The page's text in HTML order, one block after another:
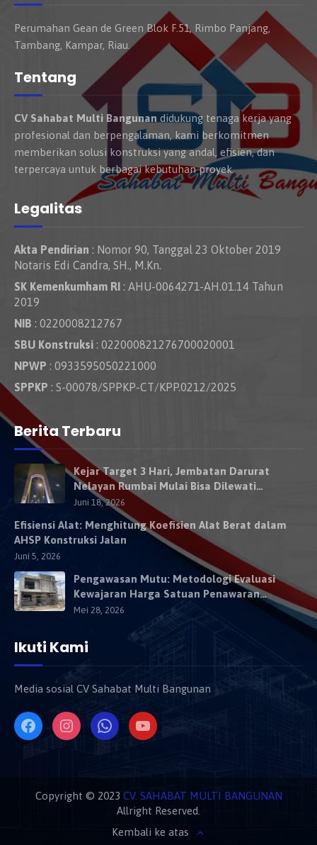
Perumahan Gean de Green Blok F.51, Rimbo Panjang,
Tambang, Kampar, Riau.
Tentang
CV Sahabat Multi Bangunan didukung tenaga kerja yang
profesional dan berpengalaman, kami berkomitmen
memberikan solusi konstruksi yang andal, efisien, dan
terpercaya untuk berbagai kebutuhan proyek.
Legalitas
Akta Pendirian : Nomor 90, Tanggal 23 Oktober 2019
Notaris Edi Candra, SH., M.Kn.
SK Kemenkumham RI : AHU-0064271-AH.01.14 Tahun
2019
NIB : 0220008212767
SBU Konstruksi : 022000821276700020001
NPWP : 0933595050221000
SPPKP : S-00078/SPPKP-CT/KPP.0212/2025
Berita Terbaru
Kejar Target 3 Hari, Jembatan Darurat
Nelayan Rumbai Mulai Bisa Dilewati
Kendaraan Besok
Juni 18, 2026
Efisiensi Alat: Menghitung Koefisien Alat Berat dalam
AHSP Konstruksi Jalan
Juni 5, 2026
Pengawasan Mutu: Metodologi Evaluasi
Kewajaran Harga Satuan Penawaran
Kontraktor
Mei 28, 2026
Ikuti Kami
Media sosial CV Sahabat Multi Bangunan
Copyright © 2023 CV. SAHABAT MULTI BANGUNAN
Allright Reserved.
Kembali ke atas